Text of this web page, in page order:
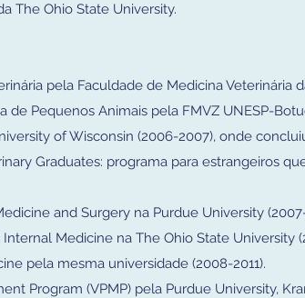
The Ohio State University.
pela Faculdade de Medicina Veterinária
de Pequenos Animais pela FMVZ UNESP-
of Wisconsin (2006-2007), onde
Graduates: programa para estrangeiros
and Surgery na Purdue University
Medicine na The Ohio State University
pela mesma universidade (2008-2011).
Program (VPMP) pela Purdue University,